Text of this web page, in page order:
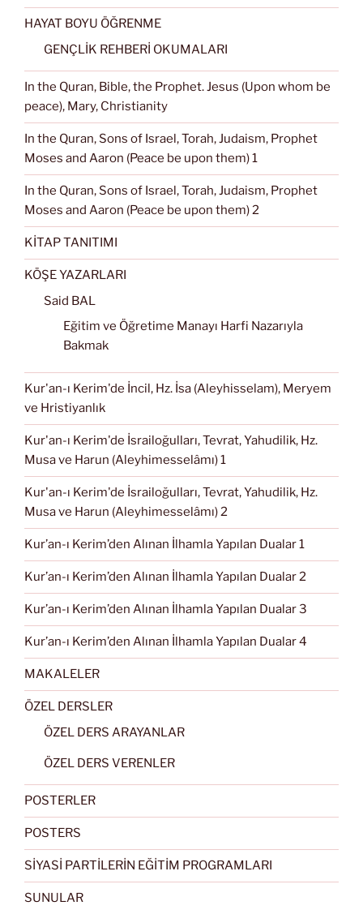
HAYAT BOYU ÖĞRENME
GENÇLİK REHBERİ OKUMALARI
In the Quran, Bible, the Prophet. Jesus (Upon whom be
peace), Mary, Christianity
In the Quran, Sons of Israel, Torah, Judaism, Prophet
Moses and Aaron (Peace be upon them) 1
In the Quran, Sons of Israel, Torah, Judaism, Prophet
Moses and Aaron (Peace be upon them) 2
KİTAP TANITIMI
KÖŞE YAZARLARI
Said BAL
Eğitim ve Öğretime Manayı Harfi Nazarıyla
Bakmak
Kur'an-ı Kerim'de İncil, Hz. İsa (Aleyhisselam), Meryem
ve Hristiyanlık
Kur'an-ı Kerim'de İsrailoğulları, Tevrat, Yahudilik, Hz.
Musa ve Harun (Aleyhimesselâmı) 1
Kur'an-ı Kerim'de İsrailoğulları, Tevrat, Yahudilik, Hz.
Musa ve Harun (Aleyhimesselâmı) 2
Kur’an-ı Kerim’den Alınan İlhamla Yapılan Dualar 1
Kur’an-ı Kerim’den Alınan İlhamla Yapılan Dualar 2
Kur’an-ı Kerim’den Alınan İlhamla Yapılan Dualar 3
Kur’an-ı Kerim’den Alınan İlhamla Yapılan Dualar 4
MAKALELER
ÖZEL DERSLER
ÖZEL DERS ARAYANLAR
ÖZEL DERS VERENLER
POSTERLER
POSTERS
SİYASİ PARTİLERİN EĞİTİM PROGRAMLARI
SUNULAR